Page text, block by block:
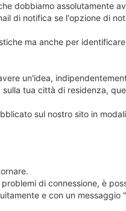
dobbiamo assolutamente
di notifica se l'opzione di
ma anche per
un'idea,
tua città di residenza,
sul nostro sito in
di connessione, è
e con un messaggio